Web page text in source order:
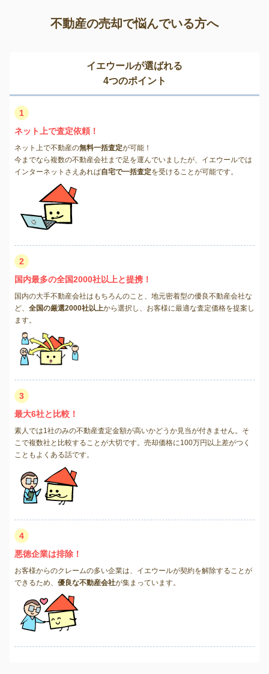
不動産の売却で悩んでいる方へ
イエウールが選ばれる
4つのポイント
1
ネット上で査定依頼！
ネット上で不動産の無料一括査定が可能！
今までなら複数の不動産会社まで足を運んでいましたが、イエウールでは
インターネットさえあれば自宅で一括査定を受けることが可能です。
2
国内最多の全国2000社以上と提携！
国内の大手不動産会社はもちろんのこと、地元密着型の優良不動産会社な
ど、 全国の厳選2000社以上から選択し、お客様に最適な査定価格を提案し
ます。
3
最大6社と比較！
素人では1社のみの不動産査定金額が高いかどうか見当が付きません。そ
こで複数社と比較することが大切です。売却価格に100万円以上差がつく
こともよくある話です。
4
悪徳企業は排除！
お客様からのクレームの多い企業は、イエウールが契約を解除することが
できるため、 優良な不動産会社が集まっています。